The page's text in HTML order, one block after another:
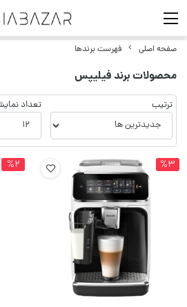
صفحه اصلی فهرست برندها
محصولات برند فیلیپس
ترتیب تعداد
%3
%2